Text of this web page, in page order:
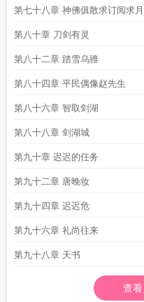
第七十八章 神佛俱散求订阅求
第八十章 刀剑有灵
第八十二章 踏雪乌骓
第八十四章 平民偶像赵先生
第八十六章 智取剑湖
第八十八章 剑湖城
第九十章 迟迟的任务
第九十二章 唐晚妆
第九十四章 迟迟危
第九十六章 礼尚往来
第九十八章 天书
查看